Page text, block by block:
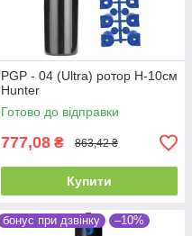
PGP - 04 (Ultra) ротор H-10см
Hunter
Готово до відправки
777,08 ₴ 863,42 ₴
Купити
бонус при дзвінку –10%